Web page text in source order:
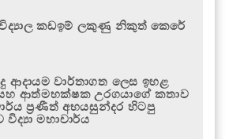
කඩඉම් ලකුණු නිකුත් කෙරේ
ආදායම වාර්තාගත ලෙස ඉහළ
ආත්මභක්ෂක උරගයාගේ කතාව
ප්‍රණීත් අභයසුන්දර හිටපු
විද්‍යා මහාචාර්ය